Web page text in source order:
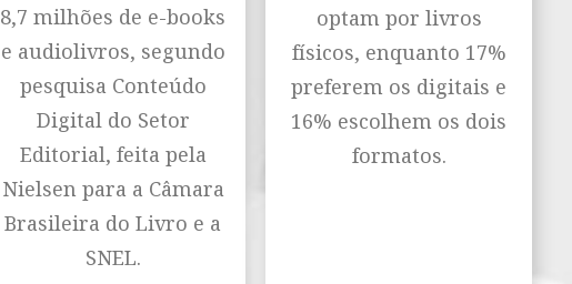
8,7 milhões de e-books
e audiolivros, segundo
pesquisa Conteúdo
Digital do Setor
Editorial, feita pela
Nielsen para a Câmara
Brasileira do Livro e a
SNEL.
optam por livros
físicos, enquanto 17%
preferem os digitais e
16% escolhem os dois
formatos.